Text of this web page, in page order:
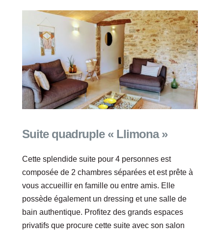
Suite quadruple « Llimona »
Cette splendide suite pour 4 personnes est
composée de 2 chambres séparées et est prête à
vous accueillir en famille ou entre amis. Elle
possède également un dressing et une salle de
bain authentique. Profitez des grands espaces
privatifs que procure cette suite avec son salon